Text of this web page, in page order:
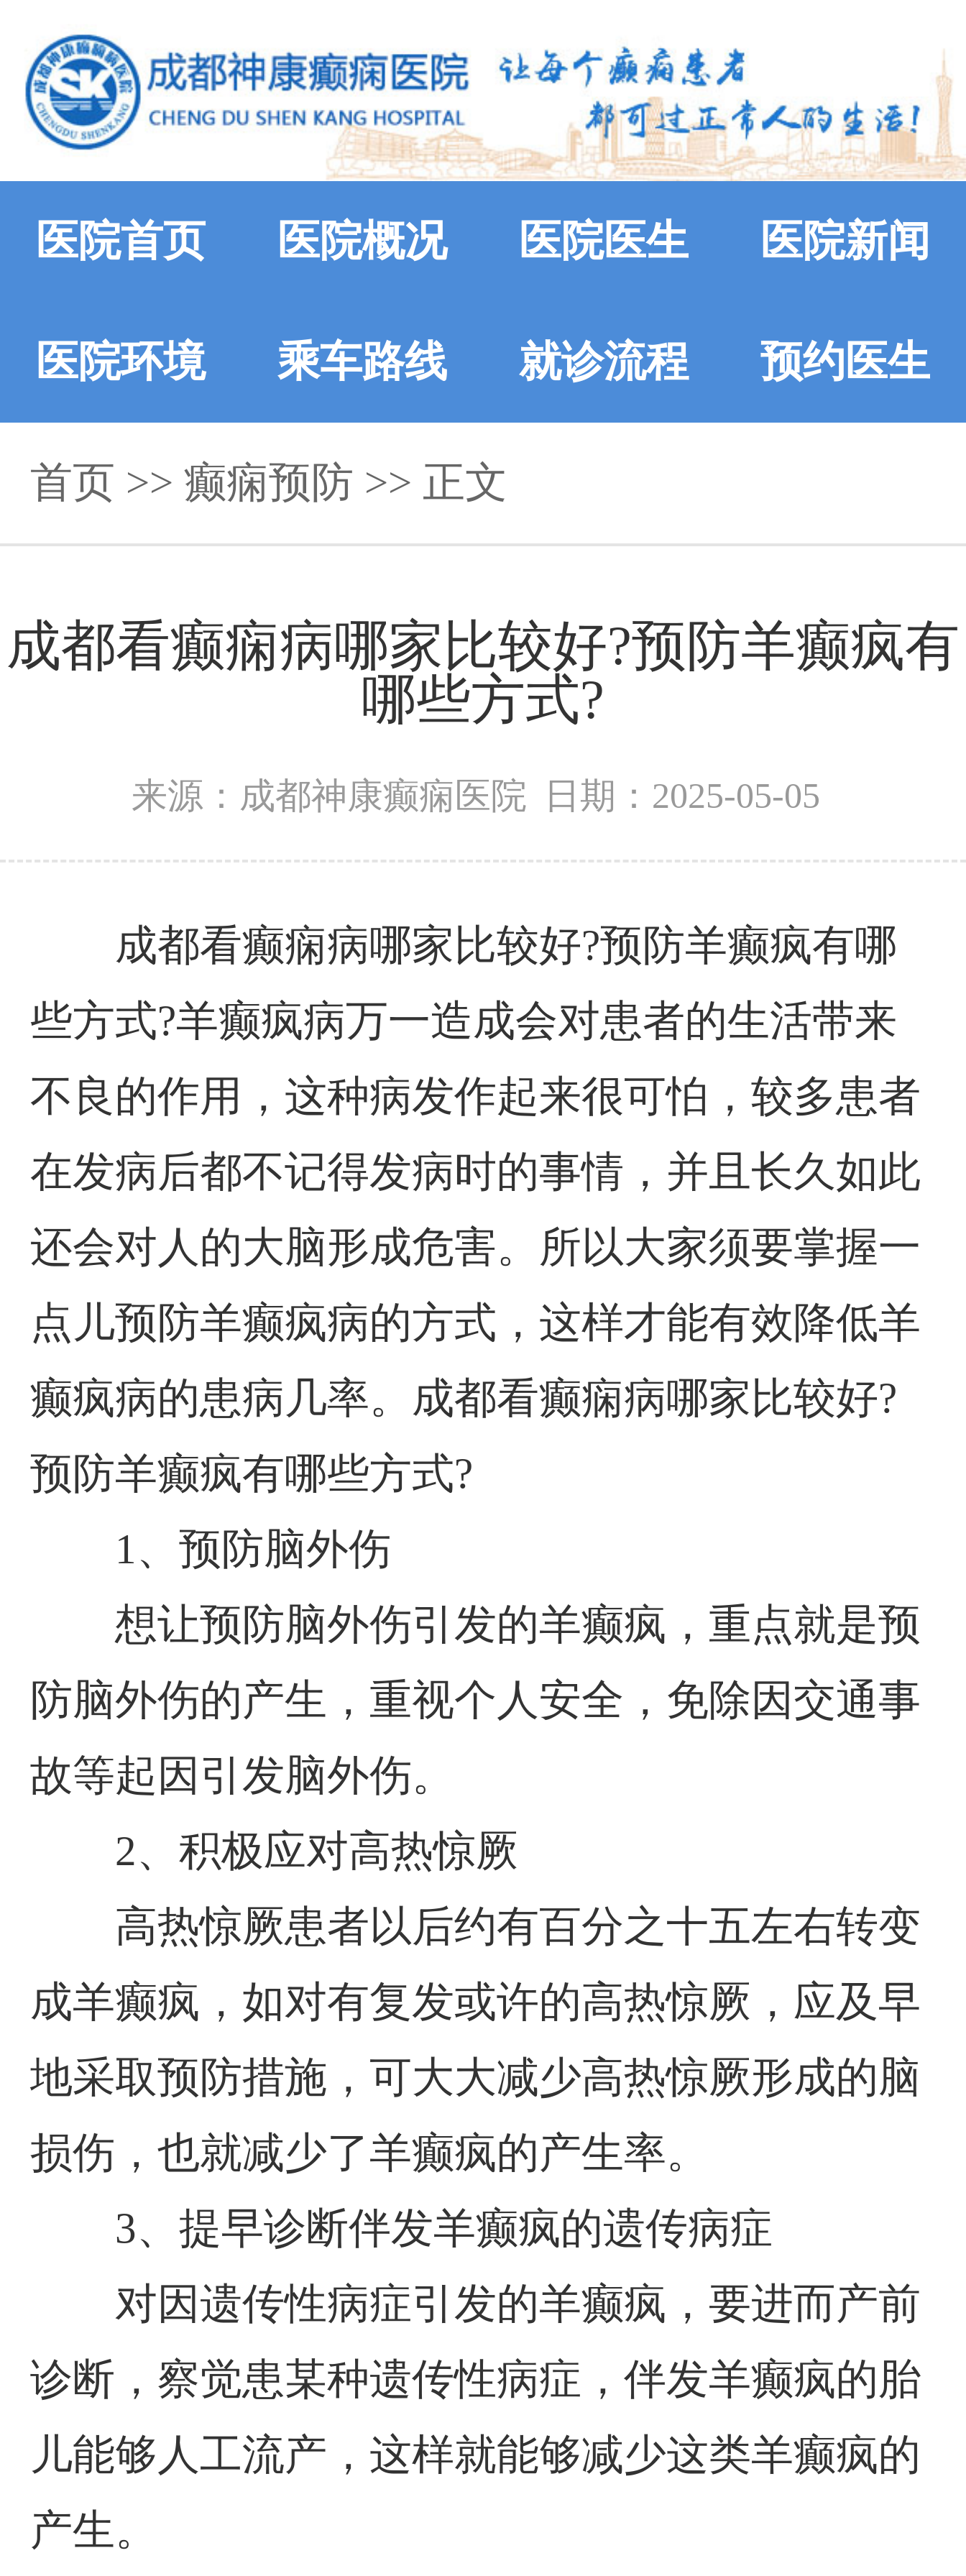
医院首页 医院概况 医院医生 医院新闻
医院环境 乘车路线 就诊流程 预约医生
首页 >> 癫痫预防 >> 正文
成都看癫痫病哪家比较好?预防羊癫疯有
哪些方式?
来源：成都神康癫痫医院 日期：2025-05-05
成都看癫痫病哪家比较好?预防羊癫疯有哪
些方式?羊癫疯病万一造成会对患者的生活带来
不良的作用，这种病发作起来很可怕，较多患者
在发病后都不记得发病时的事情，并且长久如此
还会对人的大脑形成危害。所以大家须要掌握一
点儿预防羊癫疯病的方式，这样才能有效降低羊
癫疯病的患病几率。成都看癫痫病哪家比较好?
预防羊癫疯有哪些方式?
1、预防脑外伤
想让预防脑外伤引发的羊癫疯，重点就是预
防脑外伤的产生，重视个人安全，免除因交通事
故等起因引发脑外伤。
2、积极应对高热惊厥
高热惊厥患者以后约有百分之十五左右转变
成羊癫疯，如对有复发或许的高热惊厥，应及早
地采取预防措施，可大大减少高热惊厥形成的脑
损伤，也就减少了羊癫疯的产生率。
3、提早诊断伴发羊癫疯的遗传病症
对因遗传性病症引发的羊癫疯，要进而产前
诊断，察觉患某种遗传性病症，伴发羊癫疯的胎
儿能够人工流产，这样就能够减少这类羊癫疯的
产生。